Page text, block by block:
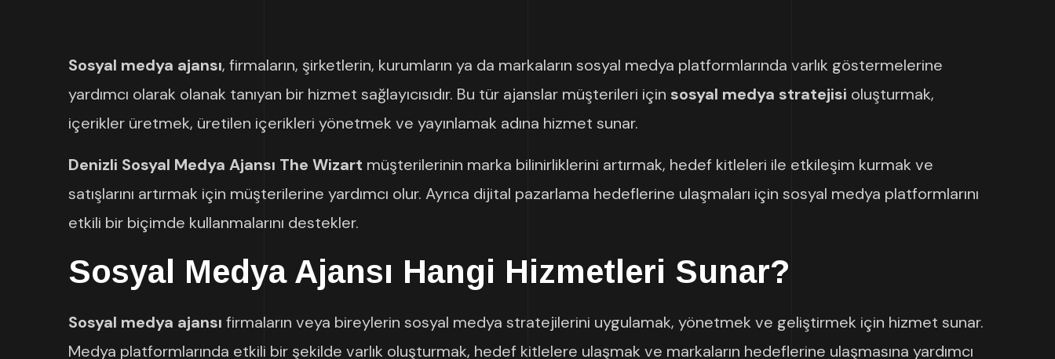
Sosyal medya ajansı, firmaların, şirketlerin, kurumların ya da markaların sosyal medya platformlarında varlık göstermelerine
yardımcı olarak olanak tanıyan bir hizmet sağlayıcısıdır. Bu tür ajanslar müşterileri için sosyal medya stratejisi oluşturmak,
içerikler üretmek, üretilen içerikleri yönetmek ve yayınlamak adına hizmet sunar.
Denizli Sosyal Medya Ajansı The Wizart müşterilerinin marka bilinirliklerini artırmak, hedef kitleleri ile etkileşim kurmak ve
satışlarını artırmak için müşterilerine yardımcı olur. Ayrıca dijital pazarlama hedeflerine ulaşmaları için sosyal medya platformlarını
etkili bir biçimde kullanmalarını destekler.
Sosyal Medya Ajansı Hangi Hizmetleri Sunar?
Sosyal medya ajansı firmaların veya bireylerin sosyal medya stratejilerini uygulamak, yönetmek ve geliştirmek için hizmet sunar.
Medya platformlarında etkili bir şekilde varlık oluşturmak, hedef kitlelere ulaşmak ve markaların hedeflerine ulaşmasına yardımcı